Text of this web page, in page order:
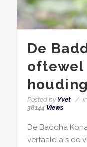
De
oftewel
houding
Posted by Yvet
38144Views
De Baddha
vertaald als de